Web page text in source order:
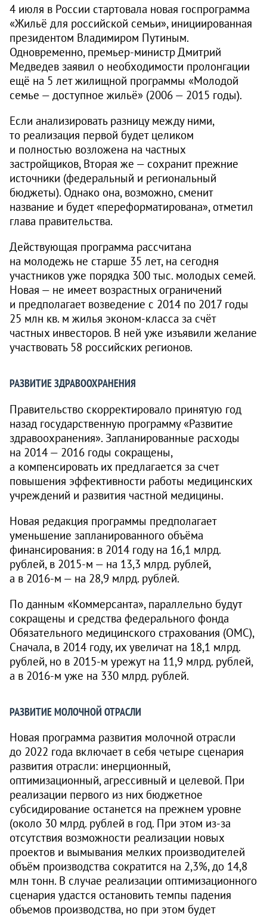
4 июля в России стартовала новая госпрограмма
«Жильё для российской семьи», инициированная
президентом Владимиром Путиным.
Одновременно, премьер-министр Дмитрий
Медведев заявил о необходимости пролонгации
ещё на 5 лет жилищной программы «Молодой
семье — доступное жильё» (2006 — 2015 годы).
Если анализировать разницу между ними,
то реализация первой будет целиком
и полностью возложена на частных
застройщиков, Вторая же — сохранит прежние
источники (федеральный и региональный
бюджеты). Однако она, возможно, сменит
название и будет «переформатирована», отметил
глава правительства.
Действующая программа рассчитана
на молодежь не старше 35 лет, на сегодня
участников уже порядка 300 тыс. молодых семей.
Новая — не имеет возрастных ограничений
и предполагает возведение с 2014 по 2017 годы
25 млн кв. м жилья эконом-класса за счёт
частных инвесторов. В ней уже изъявили желание
участвовать 58 российских регионов.
РАЗВИТИЕ ЗДРАВООХРАНЕНИЯ
Правительство скорректировало принятую год
назад государственную программу «Развитие
здравоохранения». Запланированные расходы
на 2014 — 2016 годы сокращены,
а компенсировать их предлагается за счет
повышения эффективности работы медицинских
учреждений и развития частной медицины.
Новая редакция программы предполагает
уменьшение запланированного объёма
финансирования: в 2014 году на 16,1 млрд.
рублей, в 2015-м — на 13,3 млрд. рублей,
а в 2016-м — на 28,9 млрд. рублей.
По данным «Коммерсанта», параллельно будут
сокращены и средства федерального фонда
Обязательного медицинского страхования (ОМС),
Сначала, в 2014 году, их увеличат на 18,1 млрд.
рублей, но в 2015-м урежут на 11,9 млрд. рублей,
а в 2016-м уже на 330 млрд. рублей.
РАЗВИТИЕ МОЛОЧНОЙ ОТРАСЛИ
Новая программа развития молочной отрасли
до 2022 года включает в себя четыре сценария
развития отрасли: инерционный,
оптимизационный, агрессивный и целевой. При
реализации первого из них бюджетное
субсидирование останется на прежнем уровне
(около 30 млрд. рублей в год. При этом из-за
отсутствия возможности реализации новых
проектов и вымывания мелких производителей
объём производства сократится на 2,3%, до 14,8
млн тонн. В случае реализации оптимизационного
сценария удастся остановить темпы падения
объемов производства, но при этом будет